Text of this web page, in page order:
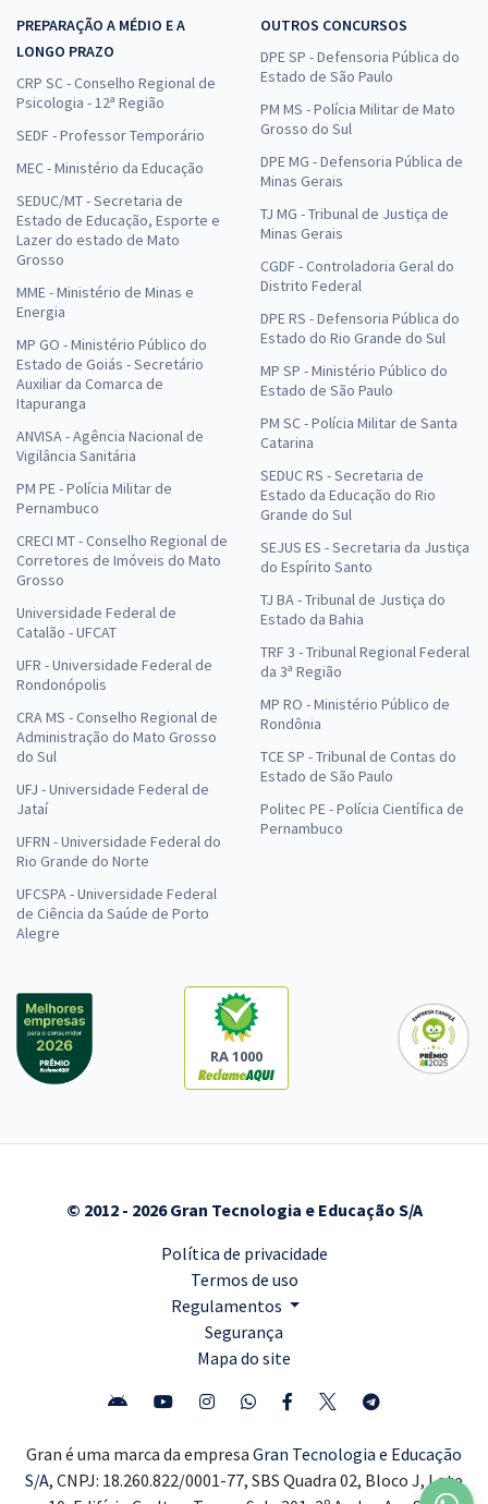
PREPARAÇÃO A MÉDIO E A
LONGO PRAZO
CRP SC - Conselho Regional de
Psicologia - 12ª Região
SEDF - Professor Temporário
MEC - Ministério da Educação
SEDUC/MT - Secretaria de
Estado de Educação, Esporte e
Lazer do estado de Mato
Grosso
MME - Ministério de Minas e
Energia
MP GO - Ministério Público do
Estado de Goiás - Secretário
Auxiliar da Comarca de
Itapuranga
ANVISA - Agência Nacional de
Vigilância Sanitária
PM PE - Polícia Militar de
Pernambuco
CRECI MT - Conselho Regional de
Corretores de Imóveis do Mato
Grosso
Universidade Federal de
Catalão - UFCAT
UFR - Universidade Federal de
Rondonópolis
CRA MS - Conselho Regional de
Administração do Mato Grosso
do Sul
UFJ - Universidade Federal de
Jataí
UFRN - Universidade Federal do
Rio Grande do Norte
UFCSPA - Universidade Federal
de Ciência da Saúde de Porto
Alegre
OUTROS CONCURSOS
DPE SP - Defensoria Pública do
Estado de São Paulo
PM MS - Polícia Militar de Mato
Grosso do Sul
DPE MG - Defensoria Pública de
Minas Gerais
TJ MG - Tribunal de Justiça de
Minas Gerais
CGDF - Controladoria Geral do
Distrito Federal
DPE RS - Defensoria Pública do
Estado do Rio Grande do Sul
MP SP - Ministério Público do
Estado de São Paulo
PM SC - Polícia Militar de Santa
Catarina
SEDUC RS - Secretaria de
Estado da Educação do Rio
Grande do Sul
SEJUS ES - Secretaria da Justiça
do Espírito Santo
TJ BA - Tribunal de Justiça do
Estado da Bahia
TRF 3 - Tribunal Regional Federal
da 3ª Região
MP RO - Ministério Público de
Rondônia
TCE SP - Tribunal de Contas do
Estado de São Paulo
Politec PE - Polícia Científica de
Pernambuco
RA 1000
© 2012 - 2026 Gran Tecnologia e Educação S/A
Política de privacidade
Termos de uso
Regulamentos
Segurança
Mapa do site
Gran é uma marca da empresa Gran Tecnologia e Educação
S/A, CNPJ: 18.260.822/0001-77, SBS Quadra 02, Bloco J, Lote